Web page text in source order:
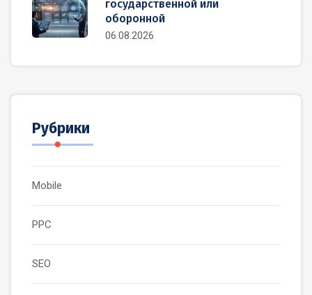
государственной или
оборонной
06.08.2026
Рубрики
Mobile
PPC
SEO